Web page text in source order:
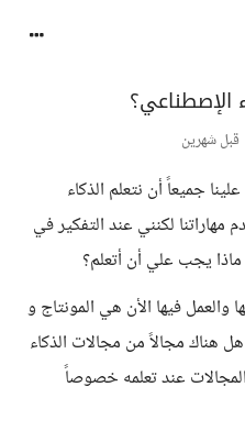
الإصطناعي؟
قبل شهرين
جميعاً أن نتعلم الذكاء
لكنني عند التفكير في
يجب علي أن أتعلم؟
والعمل فيها الأن هي المونتاج و
هل هناك مجالاً من مجالات الذكاء
عند تعلمه خصوصاً